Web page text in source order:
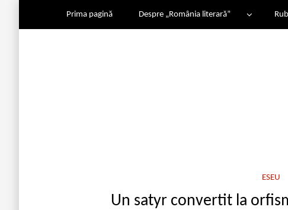
Prima pagină Despre „România literară”
ESEU
Un satyr convertit la